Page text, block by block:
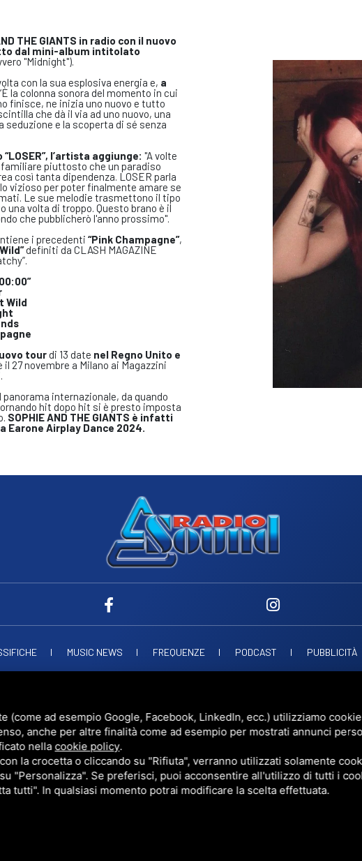
THE GIANTS in radio con il nuovo
dal mini-album intitolato
"Midnight").
con la sua esplosiva energia e, a
la colonna sonora del momento in cui
finisce, ne inizia uno nuovo e tutto
che dà il via ad uno nuovo, una
e la scoperta di sé senza
l’artista aggiunge: "A volte
piuttosto che un paradiso
così tanta dipendenza. LOSER parla
vizioso per poter finalmente amare se
Le sue melodie trasmettono il tipo
volta di troppo. Questo brano è il
che pubblicherò l'anno prossimo".
i precedenti “Pink Champagne”,
definiti da CLASH MAGAZINE
Wild
tourdi 13 date nel Regno Unito e
27 novembre a Milano ai Magazzini
internazionale, da quando
hit dopo hit si è presto imposta
SOPHIE AND THE GIANTS è infatti
Airplay Dance 2024.
MUSIC NEWS FREQUENZE PODCAST PUBBLICITÀ
(come ad esempio Google, Facebook, LinkedIn, ecc.) utilizziamo
anche per altre finalità come ad esempio per mostrati annunci
nella cookie policy.
la crocetta o cliccando su "Rifiuta", verranno utilizzati solamente
"Personalizza". Se preferisci, puoi acconsentire all'utilizzo di tutti i
tutti". In qualsiasi momento potrai modificare la scelta effettuata.